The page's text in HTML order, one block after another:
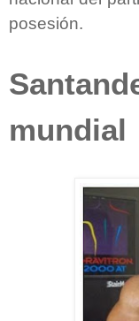
posesión.
mundial